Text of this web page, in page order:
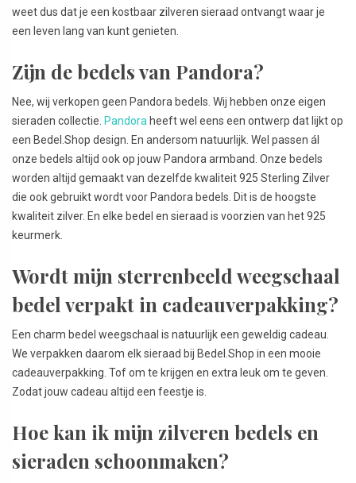
weet dus dat je een kostbaar zilveren sieraad ontvangt waar je
een leven lang van kunt genieten.
Zijn de bedels van Pandora?
Nee, wij verkopen geen Pandora bedels. Wij hebben onze eigen
sieraden collectie. Pandora heeft wel eens een ontwerp dat lijkt op
een Bedel.Shop design. En andersom natuurlijk. Wel passen ál
onze bedels altijd ook op jouw Pandora armband. Onze bedels
worden altijd gemaakt van dezelfde kwaliteit 925 Sterling Zilver
die ook gebruikt wordt voor Pandora bedels. Dit is de hoogste
kwaliteit zilver. En elke bedel en sieraad is voorzien van het 925
keurmerk.
Wordt mijn sterrenbeeld weegschaal
bedel verpakt in cadeauverpakking?
Een charm bedel weegschaal is natuurlijk een geweldig cadeau.
We verpakken daarom elk sieraad bij Bedel.Shop in een mooie
cadeauverpakking. Tof om te krijgen en extra leuk om te geven.
Zodat jouw cadeau altijd een feestje is.
Hoe kan ik mijn zilveren bedels en
sieraden schoonmaken?